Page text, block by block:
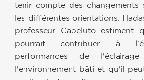
tenir compte des changements
les différentes orientations.
professeur Capeluto estiment
pourrait contribuer à
performances de
l'environnement bâti et qu'il